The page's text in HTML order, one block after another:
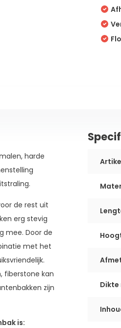
harde
de rest uit
erg stevig
mee. Door de
met het
fiberstone kan
zijn
is:
Dikte